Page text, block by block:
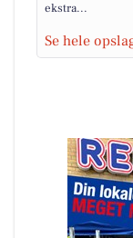
ekstra...
Se hele